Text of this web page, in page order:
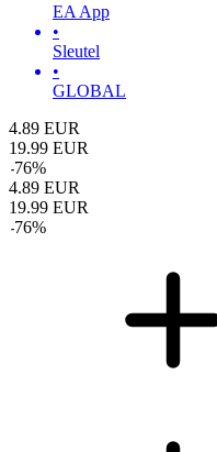
EA App
•
Sleutel
•
GLOBAL
4.89 EUR
19.99 EUR
-76%
4.89 EUR
19.99 EUR
-76%